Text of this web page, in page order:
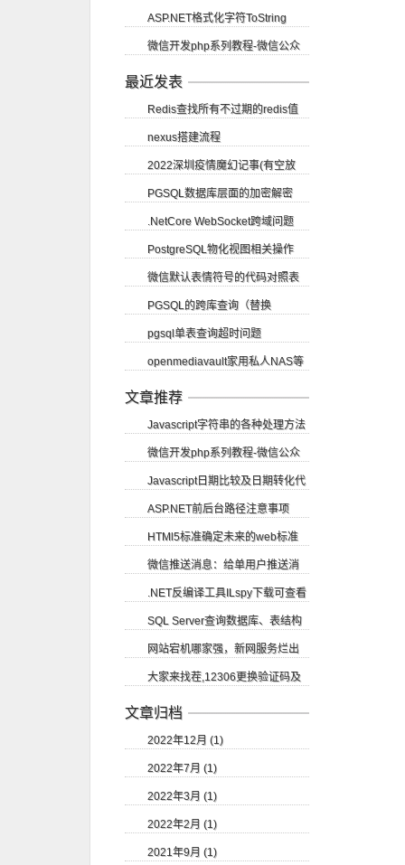
错尝试读取或写入受保护的内存...
ASP.NET格式化字符ToString
微信开发php系列教程-微信公众
账号申请
最近发表
Redis查找所有不过期的redis值
nexus搭建流程
2022深圳疫情魔幻记事(有空放
图)
PGSQL数据库层面的加密解密
.NetCore WebSocket跨域问题
SignalR CORS跨域
PostgreSQL物化视图相关操作
微信默认表情符号的代码对照表
PGSQL的跨库查询（替换
dblink）
pgsql单表查询超时问题
（vacuum）
openmediavault家用私人NAS等
应用部署教程
文章推荐
Javascript字符串的各种处理方法
微信开发php系列教程-微信公众
账号申请
Javascript日期比较及日期转化代
码
ASP.NET前后台路径注意事项
HTMl5标准确定未来的web标准
微信推送消息：给单用户推送消
息
.NET反编译工具ILspy下载可查看
源码
SQL Server查询数据库、表结构
等
网站宕机哪家强，新网服务烂出
翔
大家来找茬,12306更换验证码及
验证码的识别
文章归档
2022年12月 (1)
2022年7月 (1)
2022年3月 (1)
2022年2月 (1)
2021年9月 (1)